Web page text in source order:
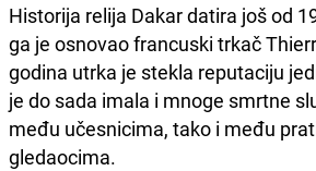
Historija relija Dakar datira još od
ga je osnovao francuski trkač
godina utrka je stekla reputaciju
je do sada imala i mnoge smrtne
među učesnicima, tako i među
gledaocima.